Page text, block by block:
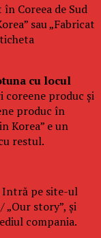
Coreea de Sud
sau „Fabricat
cu locul
coreene produc și
produc în
Korea” e un
restul.
Intră pe site-ul
„Our story”, și
compania.